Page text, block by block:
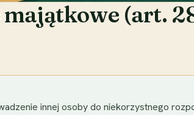
majątkowe (art.
innej osoby do niekorzystnego